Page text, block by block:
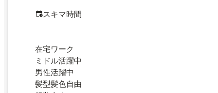
スキマ時間
在宅ワーク
ミドル活躍中
男性活躍中
髪型髪色自由